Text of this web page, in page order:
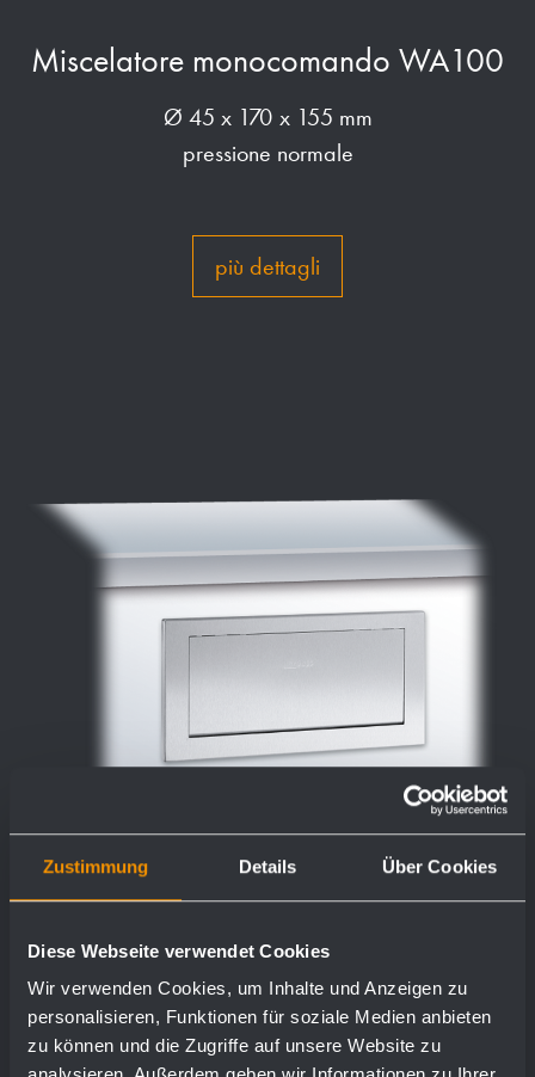
Zustimmung Details Über Cookies
Diese Webseite verwendet Cookies
Wir verwenden Cookies, um Inhalte und Anzeigen zu
personalisieren, Funktionen für soziale Medien anbieten
zu können und die Zugriffe auf unsere Website zu
Miscelatore monocomando WA100
Ø 45 x 170 x 155 mm
pressione normale
più dettagli
Sportello autochiudente ignifugo con
telaio di montaggio WP135
298 x 148 x 32 mm